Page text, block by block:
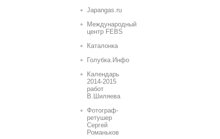
Japangas.ru
Международный
центр FEBS
Каталонка
Голубка.Инфо
Календарь
2014-2015
работ
В.Шиляева
Фотограф-
ретушер
Сергей
Романьков